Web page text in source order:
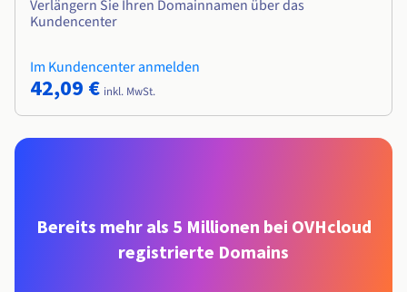
Verlängern Sie Ihren Domainnamen über das
Kundencenter
Im Kundencenter anmelden
42,09 € inkl. MwSt.
Bereits mehr als 5 Millionen bei OVHcloud
registrierte Domains